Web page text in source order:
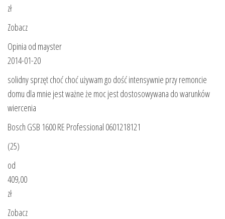
zł
Zobacz
Opinia od mayster
2014-01-20
solidny sprzęt choć choć używam go dość intensywnie przy remoncie
domu dla mnie jest ważne że moc jest dostosowywana do warunków
wiercenia
Bosch GSB 1600 RE Professional 0601218121
(25)
od
409,00
zł
Zobacz